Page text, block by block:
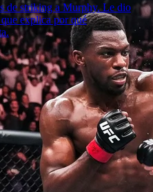
de striking a Murphy. Le dio
explica por qué